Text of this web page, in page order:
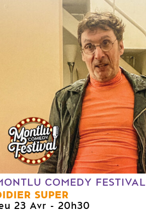
COMEDY FESTIVAL
SUPER
23 Avr - 20h30